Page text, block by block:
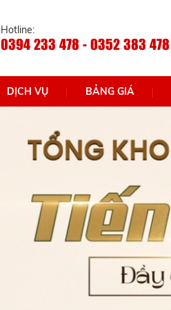
Hotline:
0394 233 478 - 0352 383 478
DỊCH VỤ BẢNG GIÁ